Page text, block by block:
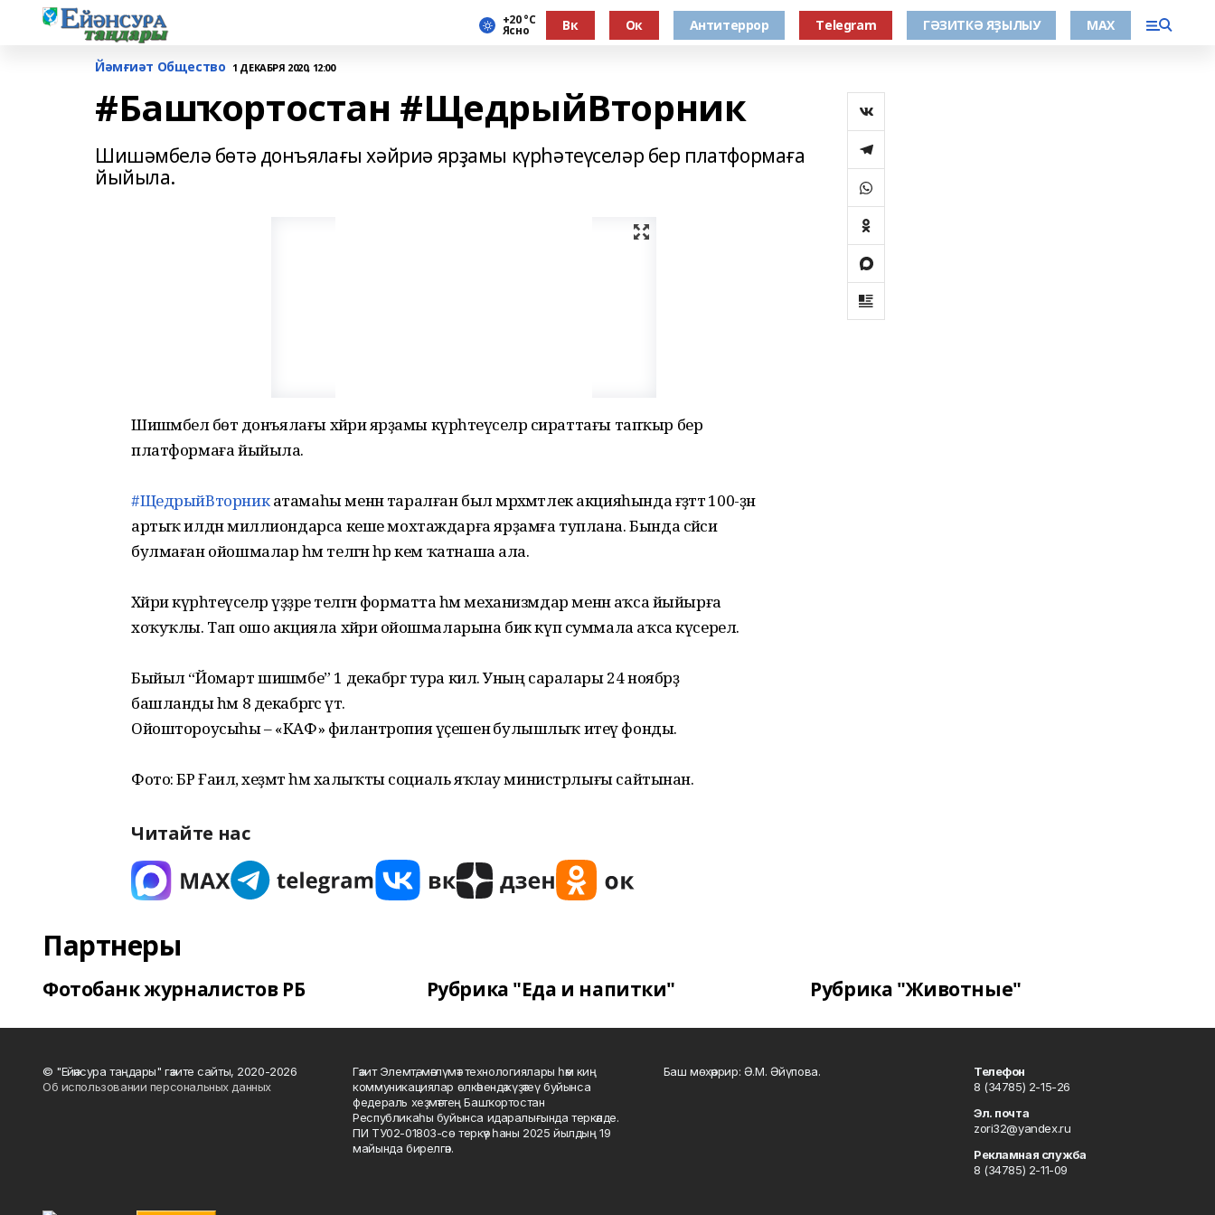
+20 °С
Ясно Вк Ок Антитеррор Тelegram ГӘЗИТКӘ ЯҘЫЛЫУ МАХ
Йәмғиәт Общество 1 ДЕКАБРЯ 2020, 12:00
#Башҡортостан #ЩедрыйВторник
Шишәмбелә бөтә донъялағы хәйриә ярҙамы күрһәтеүселәр бер платформаға
йыйыла.
Шишәмбелә бөтә донъялағы хәйриә ярҙамы күрһәтеүселәр сираттағы тапҡыр бер
платформаға йыйыла.
#ЩедрыйВторникатамаһы менән таралған был мәрхәмәтлек акцияһында ғәҙәттә 100-ҙән
артыҡ илдән миллиондарса кеше мохтаждарға ярҙамға туплана. Бында сәйәси
булмаған ойошмалар һәм теләгән һәр кем ҡатнаша ала.
Хәйриә күрһәтеүселәр үҙҙәре теләгән форматта һәм механизмдар менән аҡса йыйырға
хоҡуҡлы. Тап ошо акцияла хәйриә ойошмаларына бик күп суммала аҡса күсерелә.
Быйыл “Йомарт шишәмбе” 1 декабргә тура килә. Уның саралары 24 ноябрҙә
башланды һәм 8 декабргәсә үтә.
Ойоштороусыһы – «КАФ» филантропия үҫешенә булышлыҡ итеү фонды.
Фото: БР Ғаилә, хеҙмәт һәм халыҡты социаль яҡлау министрлығы сайтынан.
Читайте нас
Партнеры
Фотобанк журналистов РБ Рубрика "Еда и напитки" Рубрика "Животные"
© "Ейәнсура таңдары" гәзите сайты, 2020-2026
Об использовании персональных данных
Гәзит Элемтә, мәғлүмәт технологиялары һәм киң
коммуникациялар өлкәһендә күҙәтеү буйынса
федераль хеҙмәттең Башҡортостан
Республикаһы буйынса идаралығында теркәлде.
ПИ ТУ02-01803-сө теркәү һаны 2025 йылдың 19
майында бирелгән.
Баш мөхәррир: Ә.М. Әйүпова.
Телефон
8 (34785) 2-15-26
Эл. почта
zori32@yandex.ru
Рекламная служба
8 (34785) 2-11-09